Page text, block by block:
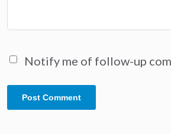
Notify me of follow-up